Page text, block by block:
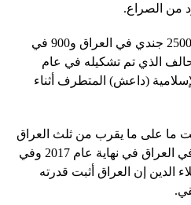
من الصراع.
تحتفظ الولايات المتحدة بنحو 2500 جندي في العراق و900 في
الذي تم تشكيله في عام
الإسلامية (داعش) المتطرف أثناء
ما على ما يقرب من ثلث العراق
وسوريا، لكنها هُزمت إقليميًا في العراق في نهاية عام 2017 وفي
وقال علاء الدين إن العراق أثبت قدرته